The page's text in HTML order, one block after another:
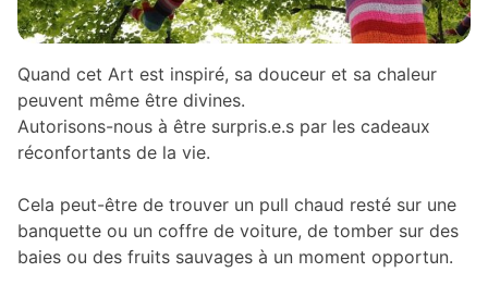
Quand cet Art est inspiré, sa douceur et sa chaleur
peuvent même être divines.
Autorisons-nous à être surpris.e.s par les cadeaux
réconfortants de la vie.
Cela peut-être de trouver un pull chaud resté sur une
banquette ou un coffre de voiture, de tomber sur des
baies ou des fruits sauvages à un moment opportun.